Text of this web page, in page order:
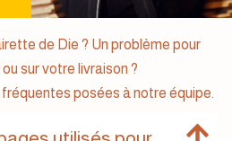
de Die ? Un problème pour
sur votre livraison ?
posées à notre équipe.